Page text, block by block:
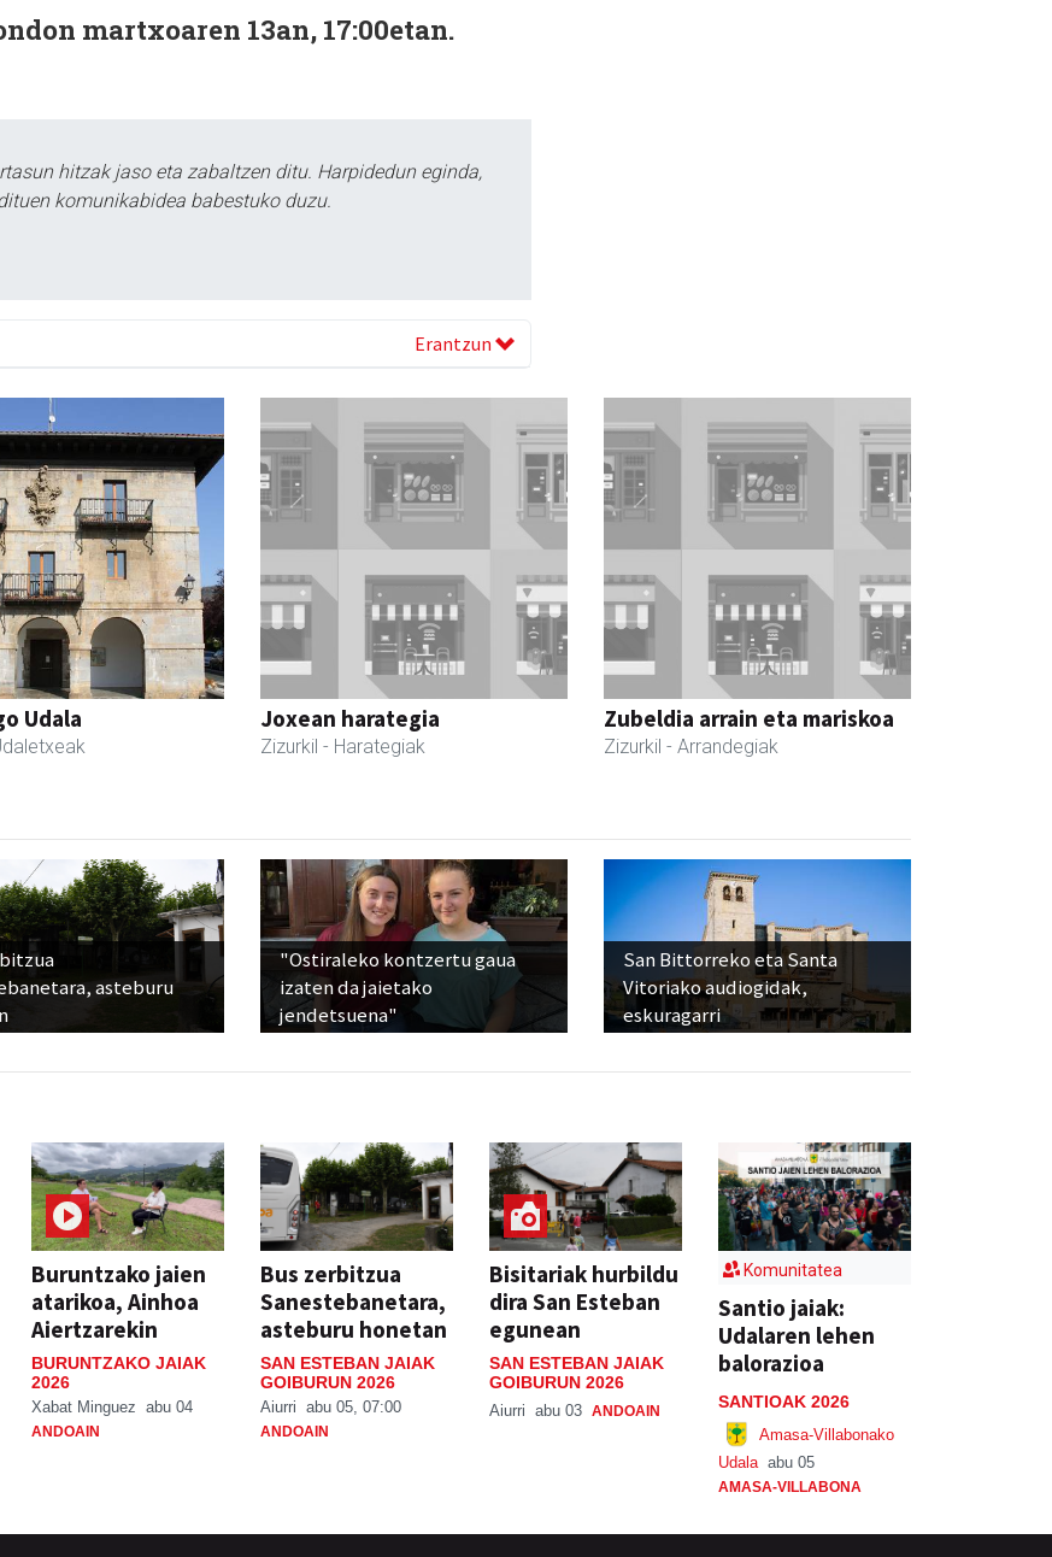
martxoaren 13an, 17:00etan.
hitzak jaso eta zabaltzen ditu. Harpidedun eginda,
komunikabidea babestuko duzu.
Erantzun
Udala Joxean harategia
Zizurkil - Harategiak
Zubeldia arrain eta mariskoa
Zizurkil - Arrandegiak
asteburu
"Ostiraleko kontzertu gaua
izaten da jaietako
jendetsuena"
San Bittorreko eta Santa
Vitoriako audiogidak,
eskuragarri
Buruntzako jaien
atarikoa, Ainhoa
Aiertzarekin
BURUNTZAKO JAIAK
2026
Xabat Minguez abu 04
ANDOAIN
Bus zerbitzua
Sanestebanetara,
asteburu honetan
SAN ESTEBAN JAIAK
GOIBURUN 2026
Aiurri abu 05, 07:00
ANDOAIN
Bisitariak hurbildu
dira San Esteban
egunean
SAN ESTEBAN JAIAK
GOIBURUN 2026
Aiurri abu 03 ANDOAIN
Komunitatea
Santio jaiak:
Udalaren lehen
balorazioa
SANTIOAK 2026
Amasa-Villabonako
Udala abu 05
AMASA-VILLABONA